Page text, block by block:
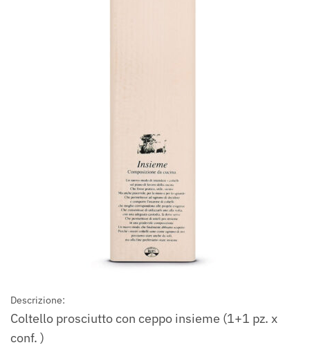
Descrizione:
Coltello prosciutto con ceppo insieme (1+1 pz. x
conf. )